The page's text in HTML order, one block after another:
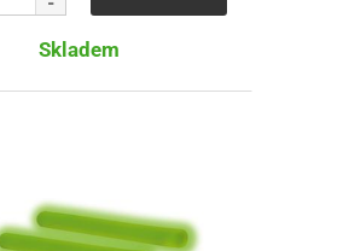
Skladem